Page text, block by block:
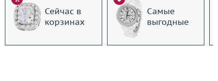
Сейчас в
корзинах
Самые
выгодные